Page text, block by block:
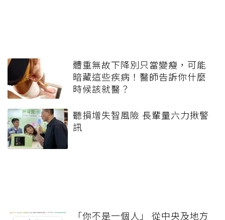
體重無故下降別只當變瘦，可能
暗藏這些疾病！醫師告訴你什麼
時候該就醫？
聽損增失智風險 長輩量六力揪警
訊
「你不是一個人」 從中央及地方